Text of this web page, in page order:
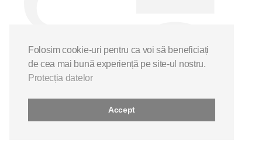
Folosim cookie-uri pentru ca voi să beneficiați
de cea mai bună experiență pe site-ul nostru.
Protecția datelor
Accept